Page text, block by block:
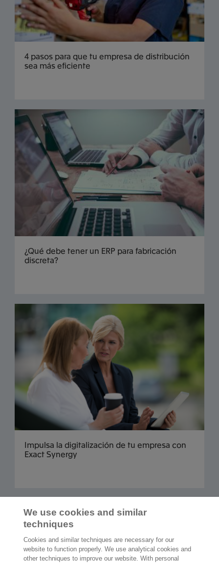
4 pasos para que tu empresa de distribución
sea más eficiente
¿Qué debe tener un ERP para fabricación
discreta?
Impulsa la digitalización de tu empresa con
Exact Synergy
2.000 especialistasdispuestos a
We use cookies and similar
techniques
Cookies and similar techniques are necessary for our
website to function properly. We use analytical cookies and
other techniques to improve our website. With personal